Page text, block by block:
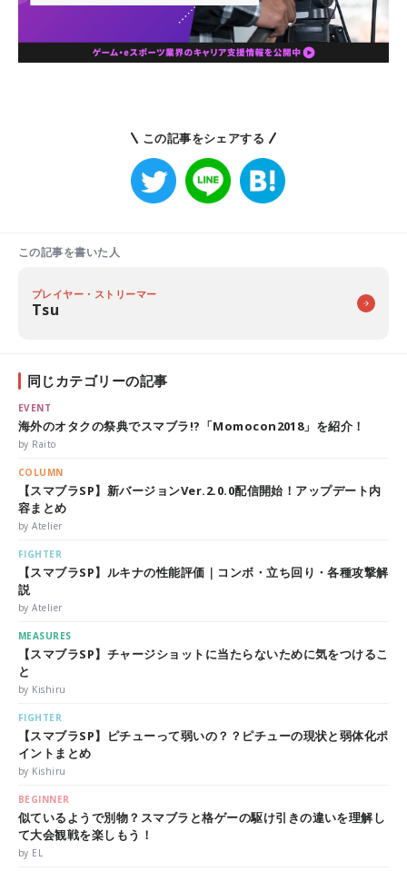
この記事をシェアする
この記事を書いた人
プレイヤー・ストリーマー
Tsu
同じカテゴリーの記事
EVENT
海外のオタクの祭典でスマブラ!?「Momocon2018」を紹介！
by Raito
COLUMN
【スマブラSP】新バージョンVer.2.0.0配信開始！アップデート内
容まとめ
by Atelier
FIGHTER
【スマブラSP】ルキナの性能評価｜コンボ・立ち回り・各種攻撃解
説
by Atelier
MEASURES
【スマブラSP】チャージショットに当たらないために気をつけるこ
と
by Kishiru
FIGHTER
【スマブラSP】ピチューって弱いの？？ピチューの現状と弱体化ポ
イントまとめ
by Kishiru
BEGINNER
似ているようで別物？スマブラと格ゲーの駆け引きの違いを理解し
て大会観戦を楽しもう！
by EL